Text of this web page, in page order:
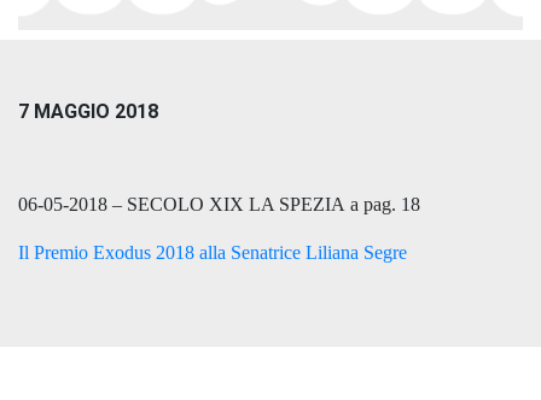
7 MAGGIO 2018
06-05-2018 – SECOLO XIX LA SPEZIA a pag. 18
Il Premio Exodus 2018 alla Senatrice Liliana Segre